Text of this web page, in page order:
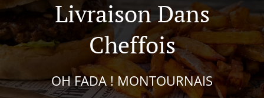
Livraison Dans
Cheffois
OH FADA ! MONTOURNAIS